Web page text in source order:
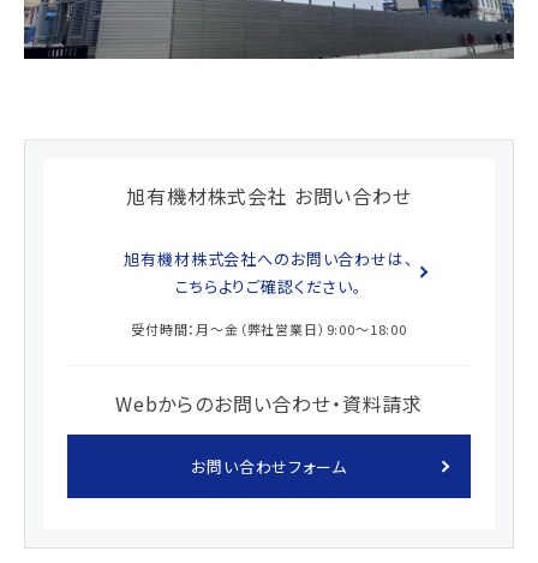
旭有機材株式会社 お問い合わせ
旭有機材株式会社へのお問い合わせは、
こちらよりご確認ください。
受付時間：月～金（弊社営業日）9:00～18:00
Webからのお問い合わせ・資料請求
お問い合わせフォーム